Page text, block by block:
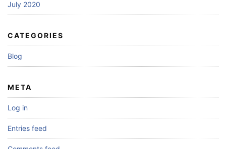
July 2020
CATEGORIES
Blog
META
Log in
Entries feed